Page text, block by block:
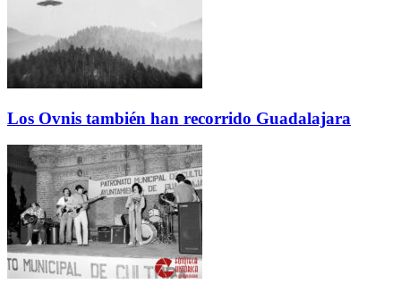
Los Ovnis también han recorrido Guadalajara